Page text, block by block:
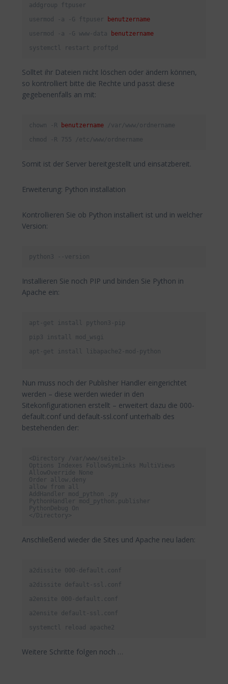
addgroup ftpuser
usermod -a -G ftpuser
benutzername
usermod -a -G www-data
benutzername
systemctl restart proftpd
Solltet ihr Dateien nicht löschen oder ändern können,
so kontrolliert bitte die Rechte und passt diese
gegebenenfalls an mit:
chown -R benutzername /var/www/ordnername
chmod -R 755 /etc/www/ordnername
Somit ist der Server bereitgestellt und einsatzbereit.
Erweiterung: Python installation
Kontrollieren Sie ob Python installiert ist und in welcher
Version:
python3 --version
Installieren Sie noch PIP und binden Sie Python in
Apache ein:
apt-get install python3-pip
pip3 install mod_wsgi
apt-get install libapache2-mod-python
Nun muss noch der Publisher Handler eingerichtet
werden – diese werden wieder in den
Sitekonfigurationen erstellt – erweitert dazu die 000-
default.conf und default-ssl.conf unterhalb des
bestehenden der:
<Directory /var/www/seite1>
Options Indexes FollowSymLinks MultiViews
AllowOverride None
Order allow,deny
allow from all
AddHandler mod_python .py
PythonHandler mod_python.publisher
PythonDebug On
</Directory>
Anschließend wieder die Sites und Apache neu laden:
a2dissite 000-default.conf
a2dissite default-ssl.conf
a2ensite 000-default.conf
a2ensite default-ssl.conf
systemctl reload apache2
Weitere Schritte folgen noch …